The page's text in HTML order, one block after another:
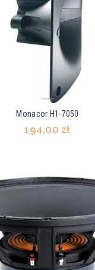
Monacor H1-7050
194,00 zł